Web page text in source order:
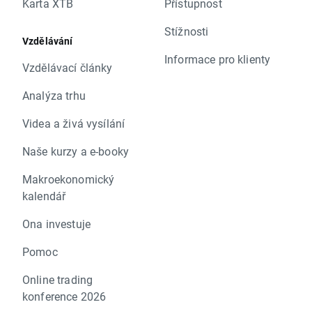
Karta XTB
Vzdělávání
Vzdělávací články
Analýza trhu
Videa a živá vysílání
Naše kurzy a e-booky
Makroekonomický
kalendář
Ona investuje
Pomoc
Online trading
konference 2026
Přístupnost
Stížnosti
Informace pro klienty